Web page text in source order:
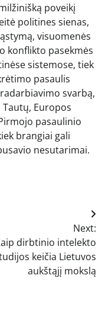
poveikį
politines sienas,
visuomenės
konflikto pasekmės
sistemose, tiek
pasaulis
svarbą,
Europos
pasaulinio
brangiai gali
nesutarimai.
Next:
dirbtinio intelekto
keičia Lietuvos
aukštąjį mokslą